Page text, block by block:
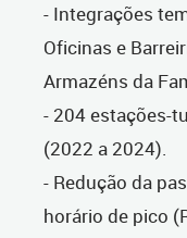
- Integrações
Oficinas e
Armazéns da
- 204 estações-
(2022 a 2024).
- Redução da
horário de pico